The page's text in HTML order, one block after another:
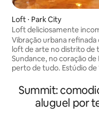
Loft ⋅ Park City
Loft deliciosamente
coração de Park City
Vibração urbana refinada
loft de arte no distrito de
Sundance, no coração de
perto de tudo. Estúdio de
passos para o distrito de
mais popular, Cidade
distância de ônibus
Summit:
aluguel por